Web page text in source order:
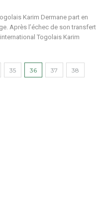
Karim Dermane part en
Après l’échec de son transfert
Togolais Karim
35 36 37 38